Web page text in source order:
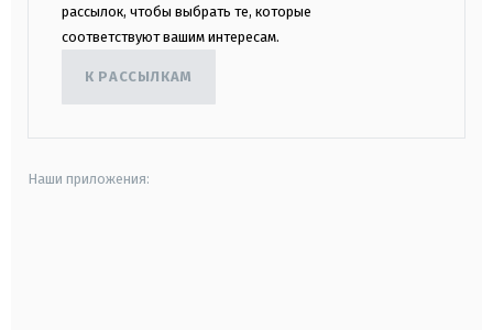
рассылок, чтобы выбрать те, которые
соответствуют вашим интересам.
К РАССЫЛКАМ
Наши приложения: